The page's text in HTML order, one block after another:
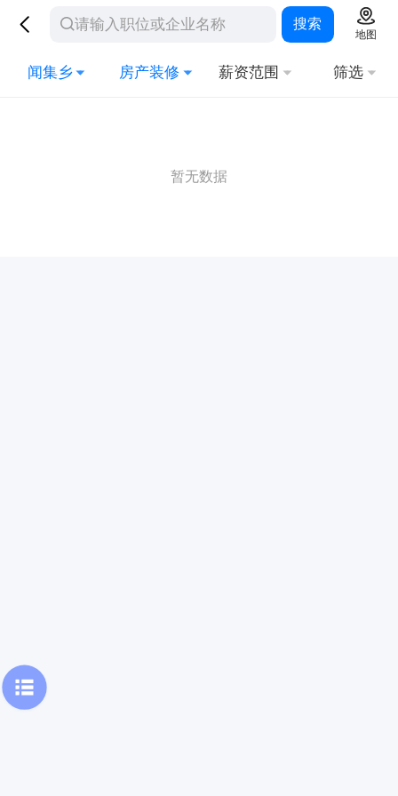
搜索
地图
闻集乡 房产装修 薪资范围 筛选
暂无数据